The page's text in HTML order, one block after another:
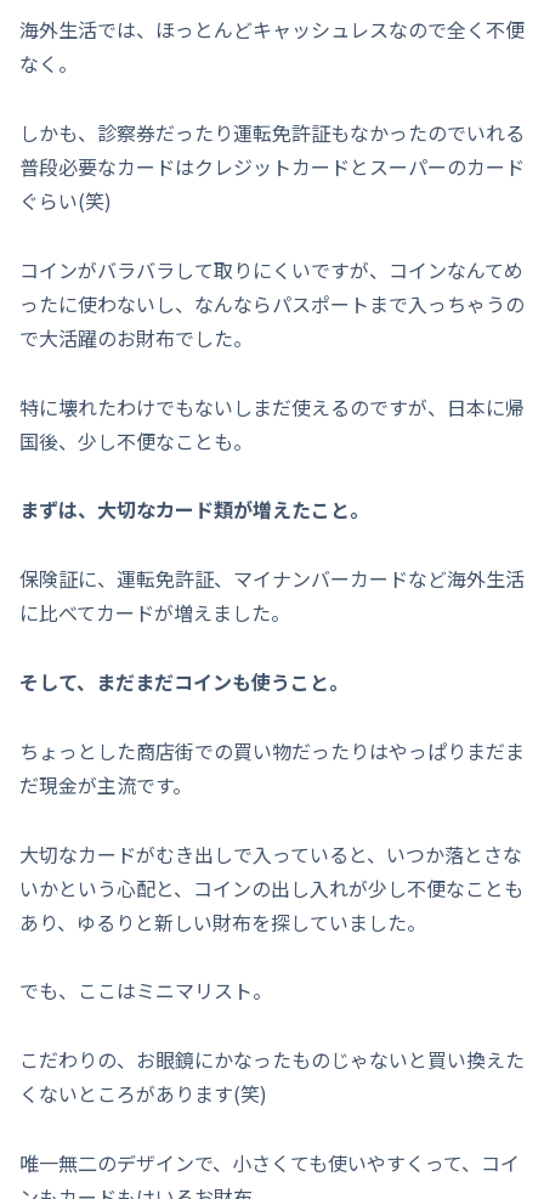
海外生活では、ほっとんどキャッシュレスなので全く不便
なく。
しかも、診察券だったり運転免許証もなかったのでいれる
普段必要なカードはクレジットカードとスーパーのカード
ぐらい(笑)
コインがバラバラして取りにくいですが、コインなんてめ
ったに使わないし、なんならパスポートまで入っちゃうの
で大活躍のお財布でした。
特に壊れたわけでもないしまだ使えるのですが、日本に帰
国後、少し不便なことも。
まずは、大切なカード類が増えたこと。
保険証に、運転免許証、マイナンバーカードなど海外生活
に比べてカードが増えました。
そして、まだまだコインも使うこと。
ちょっとした商店街での買い物だったりはやっぱりまだま
だ現金が主流です。
大切なカードがむき出しで入っていると、いつか落とさな
いかという心配と、コインの出し入れが少し不便なことも
あり、ゆるりと新しい財布を探していました。
でも、ここはミニマリスト。
こだわりの、お眼鏡にかなったものじゃないと買い換えた
くないところがあります(笑)
唯一無二のデザインで、小さくても使いやすくって、コイ